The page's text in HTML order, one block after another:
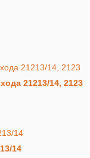
21213/14, 2123
14